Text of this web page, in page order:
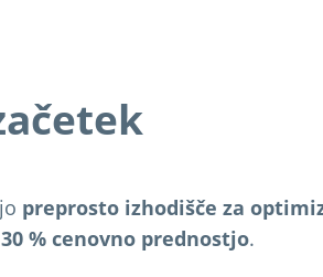
preprosto izhodišče za
% cenovno prednostjo.